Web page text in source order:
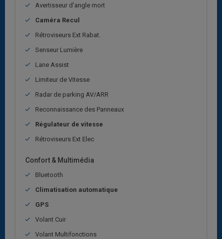
Avertisseur d'angle mort
Caméra Recul
Rétroviseurs Ext Rabat.
Senseur Lumière
Lane Assist
Limiteur de Vitesse
Radar de parking AV/ARR
Reconnaissance des Panneaux
Régulateur de vitesse
Rétroviseurs Ext Elec
Confort & Multimédia
Bluetooth
Climatisation automatique
GPS
Volant Cuir
Volant Multifonctions